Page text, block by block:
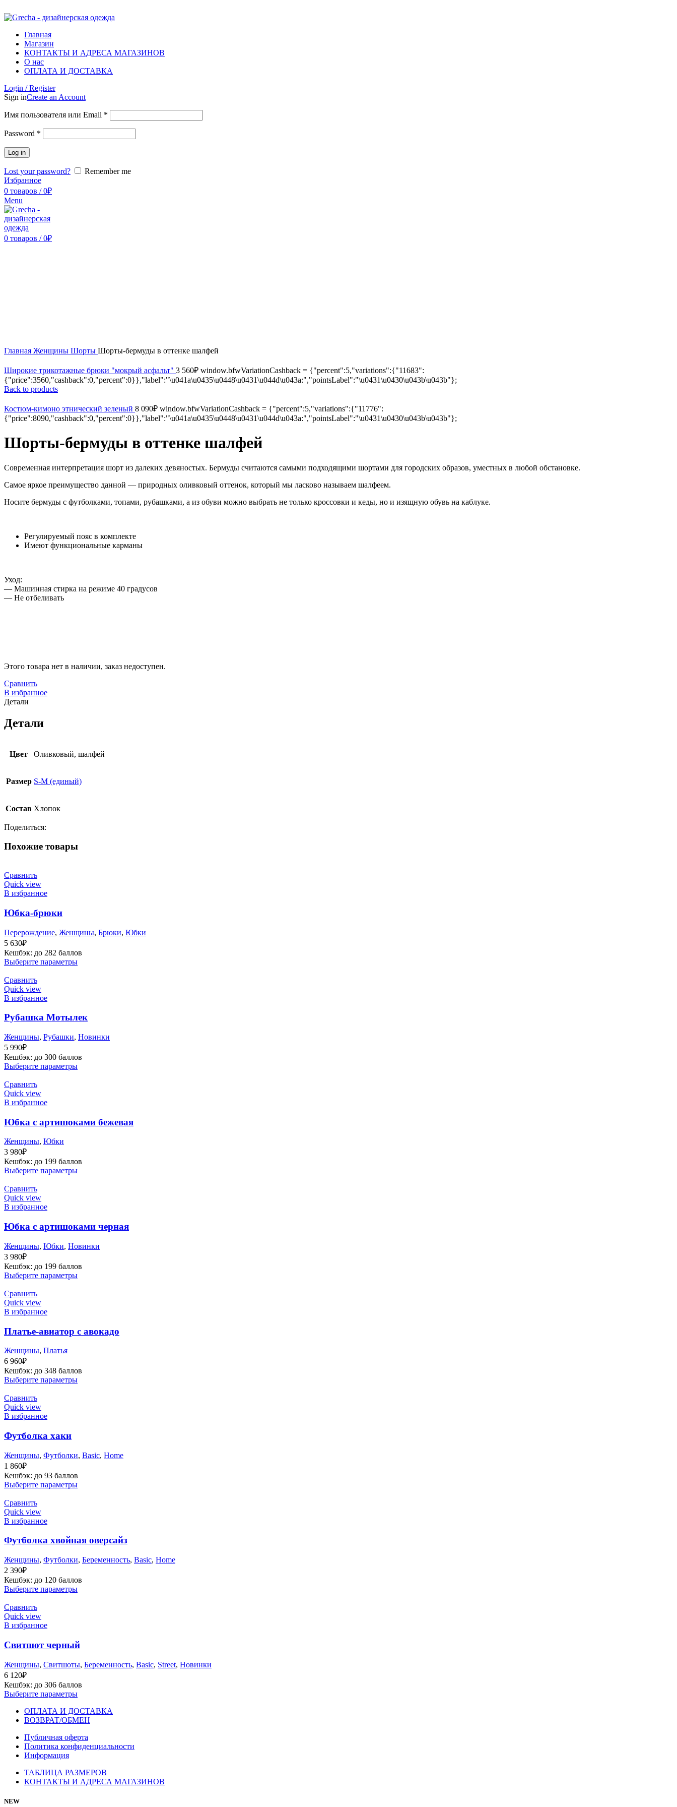
Главная
Магазин
КОНТАКТЫ И АДРЕСА МАГАЗИНОВ
О нас
ОПЛАТА И ДОСТАВКА
Login / Register
Sign inCreate an Account
Имя пользователя или Email *
Password *
Log in
Lost your password?
Remember me
Избранное
0 товаров / 0₽
Menu
0 товаров / 0₽
Главная Женщины Шорты Шорты-бермуды в оттенке шалфей
Широкие трикотажные брюки "мокрый асфальт" 3 560₽ window.bfwVariationCashback = {"percent":5,"variations":{"11683":
{"price":3560,"cashback":0,"percent":0}},"label":"\u041a\u0435\u0448\u0431\u044d\u043a:","pointsLabel":"\u0431\u0430\u043b\u043b"};
Back to products
Костюм-кимоно этнический зеленый 8 090₽ window.bfwVariationCashback = {"percent":5,"variations":{"11776":
{"price":8090,"cashback":0,"percent":0}},"label":"\u041a\u0435\u0448\u0431\u044d\u043a:","pointsLabel":"\u0431\u0430\u043b\u043b"};
Шорты-бермуды в оттенке шалфей
Современная интерпретация шорт из далеких девяностых. Бермуды считаются самыми подходящими шортами для городских образов, уместных в любой обстановке.
Самое яркое преимущество данной — природных оливковый оттенок, который мы ласково называем шалфеем.
Носите бермуды с футболками, топами, рубашками, а из обуви можно выбрать не только кроссовки и кеды, но и изящную обувь на каблуке.
Регулируемый пояс в комплекте
Имеют функциональные карманы
Уход:
— Машинная стирка на режиме 40 градусов
— Не отбеливать
Этого товара нет в наличии, заказ недоступен.
Сравнить
В избранное
Детали
Детали
Цвет Оливковый, шалфей
Размер S-M (единый)
Состав Хлопок
Поделиться:
Похожие товары
Сравнить
Quick view
В избранное
Юбка-брюки
Перерождение, Женщины, Брюки, Юбки
5 630₽
Кешбэк: до 282 баллов
Выберите параметры
Сравнить
Quick view
В избранное
Рубашка Мотылек
Женщины, Рубашки, Новинки
5 990₽
Кешбэк: до 300 баллов
Выберите параметры
Сравнить
Quick view
В избранное
Юбка с артишоками бежевая
Женщины, Юбки
3 980₽
Кешбэк: до 199 баллов
Выберите параметры
Сравнить
Quick view
В избранное
Юбка с артишоками черная
Женщины, Юбки, Новинки
3 980₽
Кешбэк: до 199 баллов
Выберите параметры
Сравнить
Quick view
В избранное
Платье-авиатор с авокадо
Женщины, Платья
6 960₽
Кешбэк: до 348 баллов
Выберите параметры
Сравнить
Quick view
В избранное
Футболка хаки
Женщины, Футболки, Basic, Home
1 860₽
Кешбэк: до 93 баллов
Выберите параметры
Сравнить
Quick view
В избранное
Футболка хвойная оверсайз
Женщины, Футболки, Беременность, Basic, Home
2 390₽
Кешбэк: до 120 баллов
Выберите параметры
Сравнить
Quick view
В избранное
Свитшот черный
Женщины, Cвитшоты, Беременность, Basic, Street, Новинки
6 120₽
Кешбэк: до 306 баллов
Выберите параметры
ОПЛАТА И ДОСТАВКА
ВОЗВРАТ/ОБМЕН
Публичная оферта
Политика конфиденциальности
Информация
ТАБЛИЦА РАЗМЕРОВ
КОНТАКТЫ И АДРЕСА МАГАЗИНОВ
NEW